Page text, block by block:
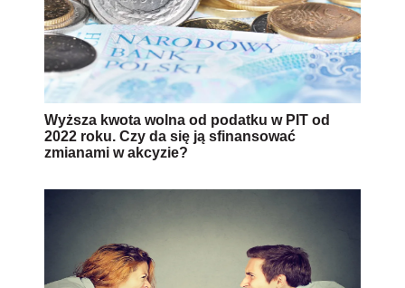
Wyższa kwota wolna od podatku w PIT od
2022 roku. Czy da się ją sfinansować
zmianami w akcyzie?